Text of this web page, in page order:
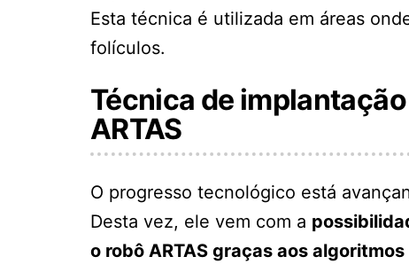
Esta técnica é utilizada em áreas
folículos.
Técnica de
ARTAS
O progresso tecnológico está
Desta vez, ele vem com a
o robô ARTAS graças aos